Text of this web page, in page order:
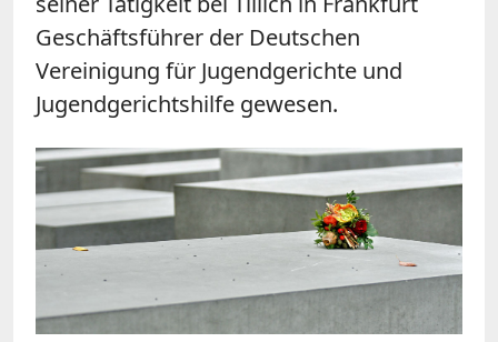
Geschäftsführer der Deutschen
Vereinigung für Jugendgerichte und
Jugendgerichtshilfe gewesen.